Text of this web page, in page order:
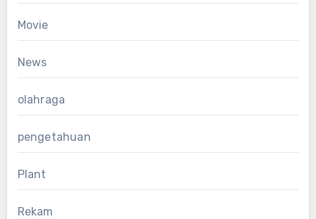
Movie
News
olahraga
pengetahuan
Plant
Rekam